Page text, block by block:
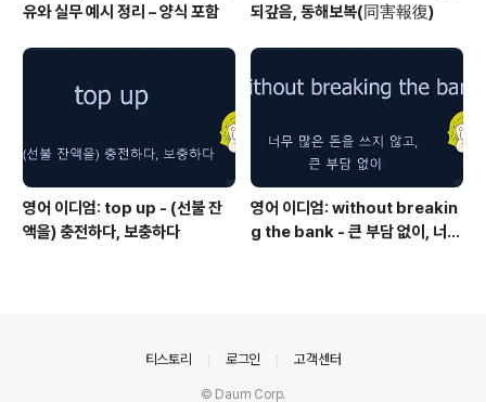
유와 실무 예시 정리 – 양식 포함
되갚음, 동해보복(同害報復)
영어 이디엄: top up - (선불 잔
액을) 충전하다, 보충하다
영어 이디엄: without breakin
g the bank - 큰 부담 없이, 너무
티스토리 로그인 고객센터
© Daum Corp.